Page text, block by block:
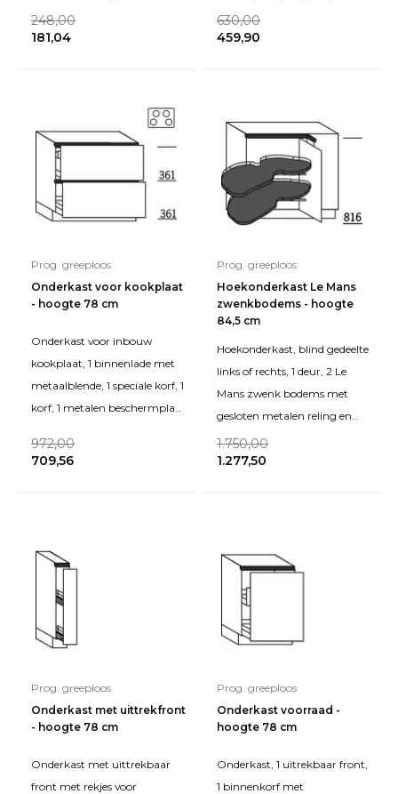
diepte 35 cm (excl. deurdikte).
248,00
181,04
cm breed, achterwand tijden
630,00
459,90
Prog. greeploos
Onderkast voor kookplaat
- hoogte 78 cm
Onderkast voor inbouw
kookplaat, 1 binnenlade met
metaalblende, 1 speciale korf, 1
korf, 1 metalen beschermplaat
cm (exc
972,00
709,56
Prog. greeploos
Hoekonderkast Le Mans
zwenkbodems - hoogte
84,5 cm
Hoekonderkast, blind gedeelte
links of rechts, 1 deur, 2 Le
Mans zwenk bodems met
gesloten metalen reling en
softsluiting. Hoog: 84,5 cm
(excl. plint)
1.750,00
1.277,50
Prog. greeploos
Onderkast met uittrekfront
- hoogte 78 cm
Onderkast met uittrekbaar
front met rekjes voor
Prog. greeploos
Onderkast voorraad -
hoogte 78 cm
Onderkast, 1 uitrekbaar front,
1 binnenkorf met